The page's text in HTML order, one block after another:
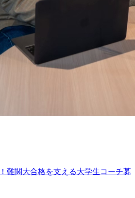
難関大合格を支える大学生コーチ募